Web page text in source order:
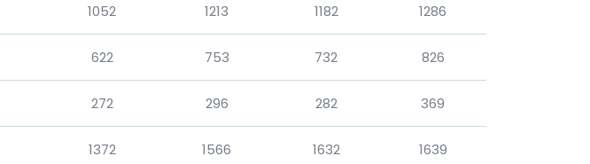
1052 1213 1182 1286
622 753 732 826
272 296 282 369
1372 1566 1632 1639